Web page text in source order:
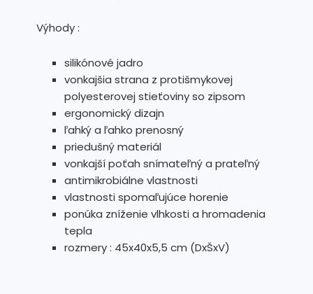
Výhody :
silikónové jadro
vonkajšia strana z protišmykovej
polyesterovej stieťoviny so zipsom
ergonomický dizajn
ľahký a ľahko prenosný
priedušný materiál
vonkajší poťah snímateľný a prateľný
antimikrobiálne vlastnosti
vlastnosti spomaľujúce horenie
ponúka zníženie vlhkosti a hromadenia
tepla
rozmery : 45x40x5,5 cm (DxŠxV)